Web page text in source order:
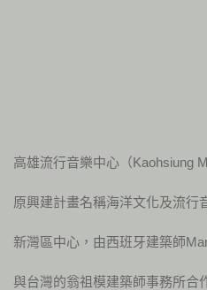
高雄流行音樂中心（Kaohsiung
原興建計畫名稱海洋文化及流行
新灣區中心，由西班牙建築師
與台灣的翁祖模建築師事務所合